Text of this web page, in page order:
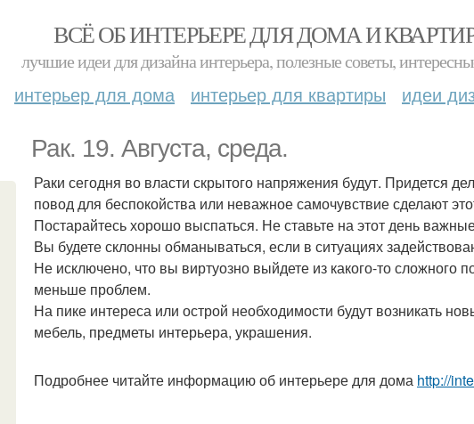
ВСЁ ОБ ИНТЕРЬЕРЕ ДЛЯ ДОМА И
лучшие идеи для дизайна интерьера, полезные советы,
интерьер для дома интерьер для квартиры идеи
Рак. 19. Августа, среда.
Раки сегодня во власти скрытого напряжения будут. Придется
повод для беспокойства или неважное самочувствие сделают
Постарайтесь хорошо выспаться. Не ставьте на этот день
Вы будете склонны обманываться, если в ситуациях
Не исключено, что вы виртуозно выйдете из какого-то сложного
меньше проблем.
На пике интереса или острой необходимости будут возникать
мебель, предметы интерьера, украшения.
Подробнее читайте информацию об интерьере для дома http://